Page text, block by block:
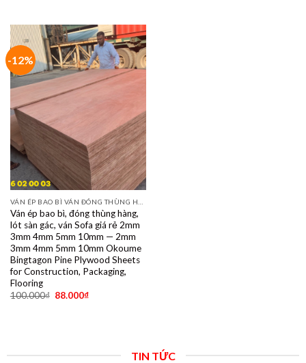
-12%
Ván ép bao bì, đóng thùng hàng,
lót sàn gác, ván Sofa giá rẻ 2mm
3mm 4mm 5mm 10mm — 2mm
3mm 4mm 5mm 10mm Okoume
Bingtagon Pine Plywood Sheets
for Construction, Packaging,
Flooring
100.000₫ 88.000₫
TIN TỨC